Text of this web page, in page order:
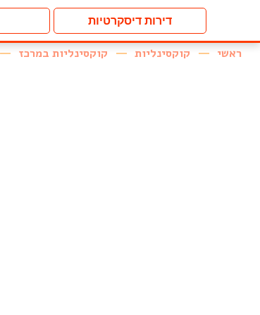
דירות דיסקרטיות
ראשי קוקסינליות קוקסינליות במרכז